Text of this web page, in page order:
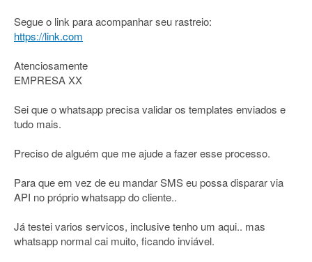
Segue o link para acompanhar seu rastreio:
https://link.com
Atenciosamente
EMPRESA XX
Sei que o whatsapp precisa validar os templates enviados e
tudo mais.
Preciso de alguém que me ajude a fazer esse processo.
Para que em vez de eu mandar SMS eu possa disparar via
API no próprio whatsapp do cliente..
Já testei varios servicos, inclusive tenho um aqui.. mas
whatsapp normal cai muito, ficando inviável.